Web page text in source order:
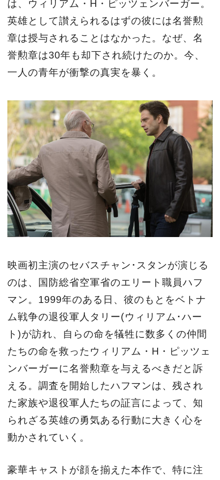
は、ウィリアム・H・ピッツェンバーガー。
英雄として讃えられるはずの彼には名誉勲
章は授与されることはなかった。なぜ、名
誉勲章は30年も却下され続けたのか。今、
一人の青年が衝撃の真実を暴く。
映画初主演のセバスチャン･スタンが演じる
のは、国防総省空軍省のエリート職員ハフ
マン。1999年のある日、彼のもとをベトナ
ム戦争の退役軍人タリー(ウィリアム･ハー
ト)が訪れ、自らの命を犠牲に数多くの仲間
たちの命を救ったウィリアム・H・ピッツェ
ンバーガーに名誉勲章を与えるべきだと訴
える。調査を開始したハフマンは、残され
た家族や退役軍人たちの証言によって、知
られざる英雄の勇気ある行動に大きく心を
動かされていく。
豪華キャストが顔を揃えた本作で、特に注